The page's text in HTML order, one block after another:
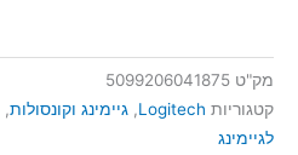
מק"ט 5099206041875
קטגוריות Logitech
, גיימינג וקונסולות,
לגיימינג